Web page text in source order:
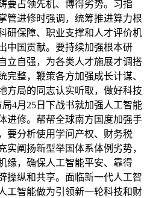
要占领先机、博得劣势。习指
管进修时强调，统筹推进算力根
研保障、职业支撑和人才评价机
中国贡献。要持续加强根本研
立自强，为各类人才施展才调搭
完整，鞭策各方加强成长计谋、
方局的同志认实听取，做好科技
4月25日下战书就加强人工智能
进修。帮帮全球南方国度加强手
要分析使用学问产权、财务税
实阐扬新型举国体系体例劣势，
缘，确保人工智能平安、靠得
操纵和共享。面临新一代人工智
工智能做为引领新一轮科技和财